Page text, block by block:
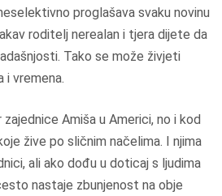
proglašava svaku novinu
roditelj nerealan i tjera dijete da
Tako se može živjeti
i vremena.
Amiša u Americi, no i kod
žive po sličnim načelima. I njima
ali ako dođu u doticaj s ljudima
nastaje zbunjenost na obje